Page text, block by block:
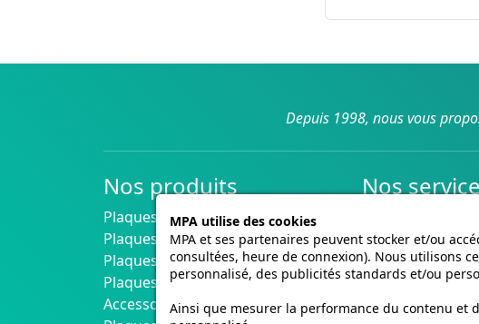
Depuis 1998, nous vous
Nos produits
Plaques Immatriculation Voiture
Plaques Immatriculation Moto
Plaques Immatriculation 4x4
Plaques Collection Noires
Accessoires pour plaques
Nos
MPA utilise des cookies
MPA et ses partenaires peuvent stocker et/ou
consultées, heure de connexion). Nous utilisons
personnalisé, des publicités standards et/ou
Ainsi que mesurer la performance du contenu